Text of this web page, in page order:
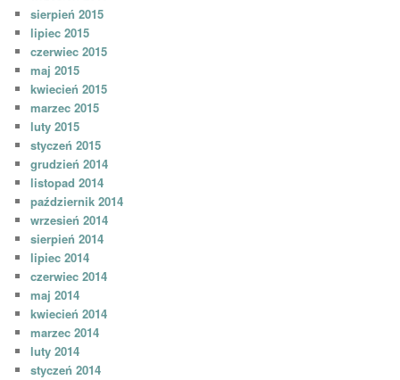
sierpień 2015
lipiec 2015
czerwiec 2015
maj 2015
kwiecień 2015
marzec 2015
luty 2015
styczeń 2015
grudzień 2014
listopad 2014
październik 2014
wrzesień 2014
sierpień 2014
lipiec 2014
czerwiec 2014
maj 2014
kwiecień 2014
marzec 2014
luty 2014
styczeń 2014